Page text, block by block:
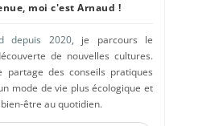
moi c'est Arnaud !
depuis 2020, je parcours le
de nouvelles cultures.
partage des conseils pratiques
mode de vie plus écologique et
être au quotidien.